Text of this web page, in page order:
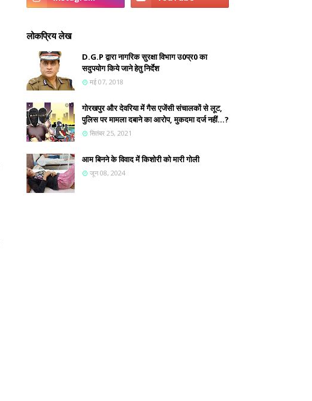
लोकप्रिय लेख
D.G.P द्वारा नागरिक सुरक्षा विभाग उ0प्र0 का
सदुपयोग किये जाने हेतु निर्देश
मई 07, 2018
गोरखपुर और देवरिया में गैस एजेंसी संचालकों से लूट,
पुलिस पर मामला दबाने का आरोप, मुकदमा दर्ज नहीं...?
सितंबर 25, 2021
आम बिनने के विवाद में किशोरी को मारी गोली
जून 08, 2024